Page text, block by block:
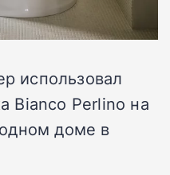
использовал
Bianco Perlino на
доме в